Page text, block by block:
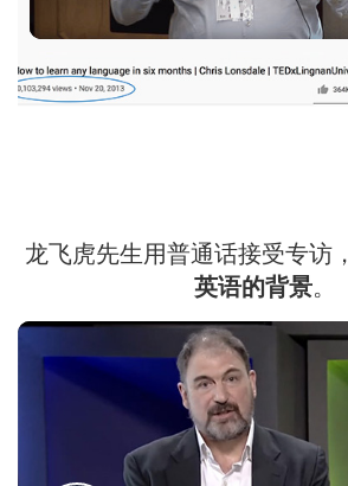
龙飞虎先生用普通话接受专访，
英语的背景。